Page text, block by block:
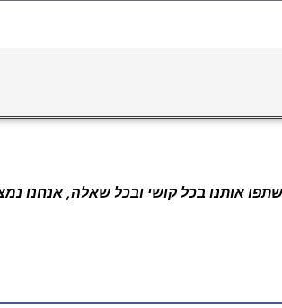
אותנו בכל קושי ובכל שאלה, אנחנו